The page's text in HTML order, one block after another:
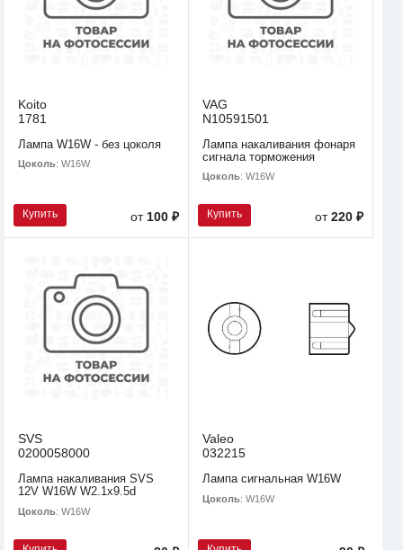
Koito
1781
Лампа W16W - без цоколя
Цоколь: W16W
Купить от 100 ₽
VAG
N10591501
Лампа накаливания фонаря
сигнала торможения
Цоколь: W16W
Купить от220 ₽
SVS
0200058000
Лампа накаливания SVS
12V W16W W2.1х9.5d
Цоколь: W16W
Valeo
032215
Лампа сигнальная W16W
Цоколь: W16W